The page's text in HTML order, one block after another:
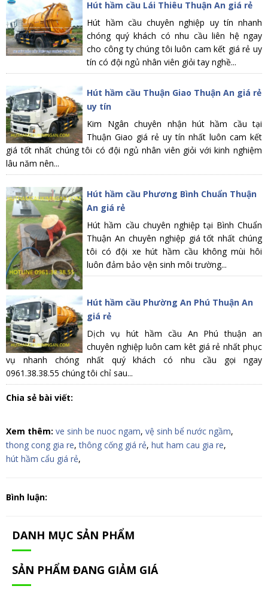
Hút hầm cầu Lái Thiêu Thuận An giá rẻ
Hút hầm cầu chuyên nghiệp uy tín nhanh
chóng quý khách có nhu cầu liên hệ ngay
cho công ty chúng tôi luôn cam kết giá rẻ uy
tín có đội ngủ nhân viên giỏi tay nghề...
Hút hầm cầu Thuận Giao Thuận An giá rẻ
uy tín
Kim Ngân chuyên nhận hút hầm cầu tại
Thuận Giao giá rẻ uy tín nhất luôn cam kết
giá tốt nhất chúng tôi có đội ngủ nhân viên giỏi với kinh nghiệm
lâu năm nên...
Hút hầm cầu Phương Bình Chuẩn Thuận
An giá rẻ
Hút hầm cầu chuyên nghiệp tại Bình Chuẩn
Thuận An chuyên nghiệp giá tốt nhất chúng
tôi có đội xe hút hầm cầu không mùi hôi
luôn đảm bảo vện sinh môi trường...
Hút hầm cầu Phường An Phú Thuận An
giá rẻ
Dịch vụ hút hầm cầu An Phú thuận an
chuyên nghiệp luôn cam kêt giá rẻ nhất phục
vụ nhanh chóng nhất quý khách có nhu cầu gọi ngay
0961.38.38.55 chúng tôi chỉ sau...
Chia sẻ bài viết:
Xem thêm: ve sinh be nuoc ngam, vệ sinh bể nước ngầm,
thong cong gia re, thông cống giá rẻ, hut ham cau gia re,
hút hầm cẩu giá rẻ,
Bình luận:
DANH MỤC SẢN PHẨM
SẢN PHẨM ĐANG GIẢM GIÁ